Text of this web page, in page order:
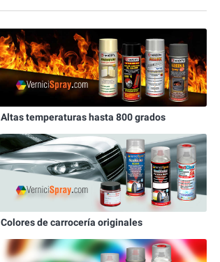
Altas temperaturas hasta 800 grados
Colores de carrocería originales